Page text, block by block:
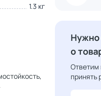
1.3 кг
о
Ответим
принять